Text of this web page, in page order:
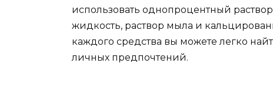
использовать однопроцентный
жидкость, раствор мыла и
каждого средства вы можете легко
личных предпочтений.